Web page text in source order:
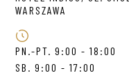
WARSZAWA
PN.-PT. 9:00 - 18:00
SB. 9:00 - 17:00